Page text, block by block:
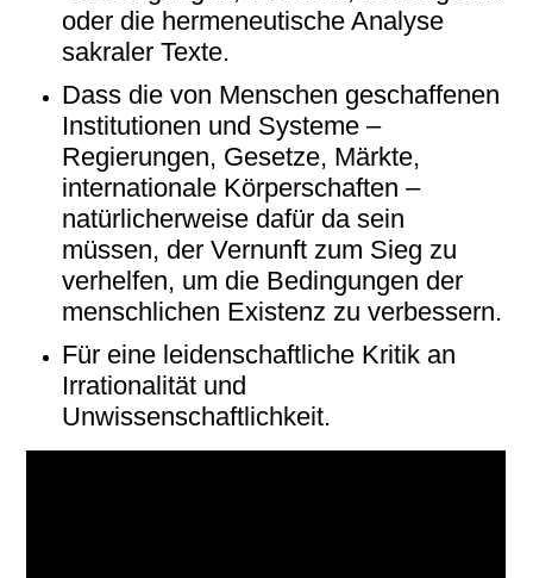
oder die hermeneutische Analyse
sakraler Texte.
Dass die von Menschen geschaffenen
Institutionen und Systeme –
Regierungen, Gesetze, Märkte,
internationale Körperschaften –
natürlicherweise dafür da sein
müssen, der Vernunft zum Sieg zu
verhelfen, um die Bedingungen der
menschlichen Existenz zu verbessern.
Für eine leidenschaftliche Kritik an
Irrationalität und
Unwissenschaftlichkeit.